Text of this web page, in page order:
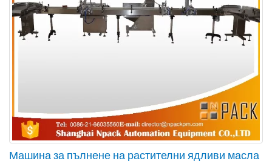
Машина за пълнене на растителни ядливи масла